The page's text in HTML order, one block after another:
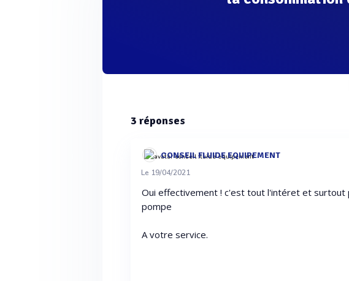
3 réponses
CONSEIL FLUIDE EQUIPEMENT
Le 19/04/2021
Oui effectivement ! c'est tout l'intéret et surtout
pompe
A votre service.